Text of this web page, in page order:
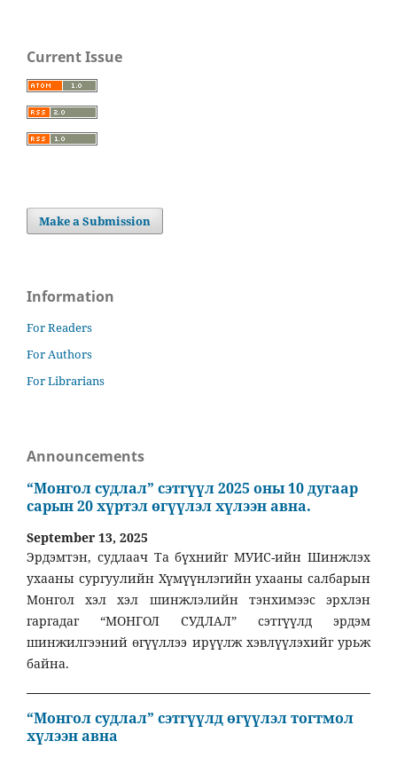
Current Issue
Make a Submission
Information
For Readers
For Authors
For Librarians
Announcements
“Монгол судлал” сэтгүүл 2025 оны 10 дугаар
сарын 20 хүртэл өгүүлэл хүлээн авна.
September 13, 2025
Эрдэмтэн, судлаач Та бүхнийг МУИС-ийн Шинжлэх
ухааны сургуулийн Хүмүүнлэгийн ухааны салбарын
Монгол хэл хэл шинжлэлийн тэнхимээс эрхлэн
гаргадаг “МОНГОЛ СУДЛАЛ” сэтгүүлд эрдэм
шинжилгээний өгүүллээ ирүүлж хэвлүүлэхийг урьж
байна.
“Монгол судлал” сэтгүүлд өгүүлэл тогтмол
хүлээн авна